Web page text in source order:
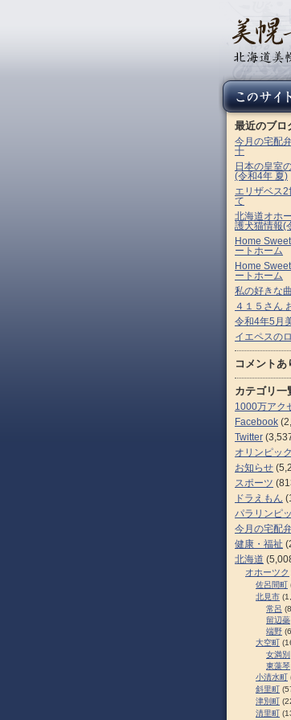
最近のブロ
今月の宅配
十
日本の皇室
(令和4年 夏)
エリザベス
て
北海道オホ
護犬猫情報(
Home
ートホーム
Home
ートホーム
私の好きな
４１５さん
令和4年5月
イエペスの
コメントあ
カテゴリ一
1000万アク
Facebook
Twitter
オリンピック
お知らせ
スポーツ
ドラえもん
パラリンピ
今月の宅配
健康・福祉
北海道
オホーツク
佐呂間町
北見市
常呂
留辺蘂
端野
大空町
女満別
東藻琴
小清水町
斜里町
津別町
清里町